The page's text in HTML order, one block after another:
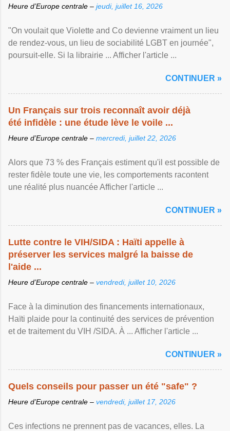
Heure d’Europe centrale – jeudi, juillet 16, 2026
"On voulait que Violette and Co devienne vraiment un lieu
de rendez-vous, un lieu de sociabilité LGBT en journée",
poursuit-elle. Si la librairie ... Afficher l'article ...
CONTINUER »
Un Français sur trois reconnaît avoir déjà
été infidèle : une étude lève le voile ...
Heure d’Europe centrale – mercredi, juillet 22, 2026
Alors que 73 % des Français estiment qu'il est possible de
rester fidèle toute une vie, les comportements racontent
une réalité plus nuancée Afficher l'article ...
CONTINUER »
Lutte contre le VIH/SIDA : Haïti appelle à
préserver les services malgré la baisse de
l'aide ...
Heure d’Europe centrale – vendredi, juillet 10, 2026
Face à la diminution des financements internationaux,
Haïti plaide pour la continuité des services de prévention
et de traitement du VIH /SIDA. À ... Afficher l'article ...
CONTINUER »
Quels conseils pour passer un été "safe" ?
Heure d’Europe centrale – vendredi, juillet 17, 2026
Ces infections ne prennent pas de vacances, elles. La